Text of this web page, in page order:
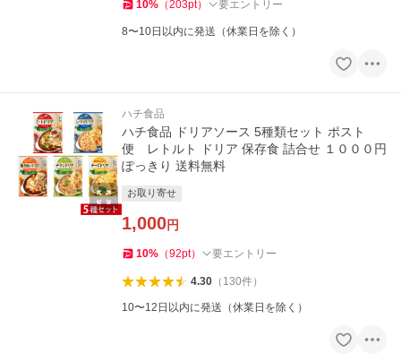
10% （203pt） 要エントリー
8〜10日以内に発送（休業日を除く）
ハチ食品
ハチ食品 ドリアソース 5種類セット ポスト
便 レトルト ドリア 保存食 詰合せ １０００円
ぽっきり 送料無料
お取り寄せ
1,000円
10% （92pt） 要エントリー
4.30（ 130件）
10〜12日以内に発送（休業日を除く）